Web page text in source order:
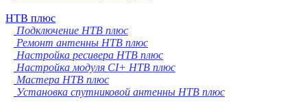
НТВ плюс
Подключение НТВ плюс
Ремонт антенны НТВ плюс
Настройка ресивера НТВ плюс
Настройка модуля CI+ НТВ плюс
Мастера НТВ плюс
Установка спутниковой антенны НТВ плюс